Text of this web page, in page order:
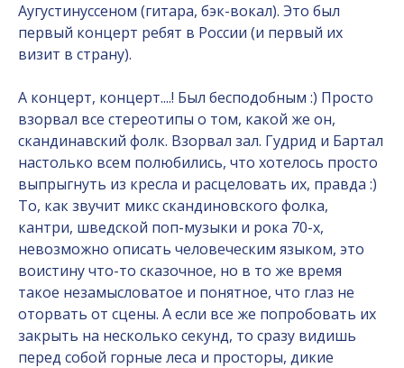
Аугустинуссеном (гитара, бэк-вокал). Это был
первый концерт ребят в России (и первый их
визит в страну).
А концерт, концерт....! Был бесподобным :) Просто
взорвал все стереотипы о том, какой же он,
скандинавский фолк. Взорвал зал. Гудрид и Бартал
настолько всем полюбились, что хотелось просто
выпрыгнуть из кресла и расцеловать их, правда :)
То, как звучит микс скандиновского фолка,
кантри, шведской поп-музыки и рока 70-х,
невозможно описать человеческим языком, это
воистину что-то сказочное, но в то же время
такое незамысловатое и понятное, что глаз не
оторвать от сцены. А если все же попробовать их
закрыть на несколько секунд, то сразу видишь
перед собой горные леса и просторы, дикие